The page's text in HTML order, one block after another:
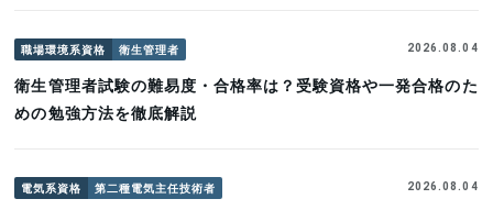
職場環境系資格 衛生管理者 2026.08.04
衛生管理者試験の難易度・合格率は？受験資格や一発合格のた
めの勉強方法を徹底解説
電気系資格 第二種電気主任技術者 2026.08.04